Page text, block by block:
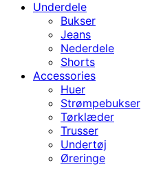
Underdele
Bukser
Jeans
Nederdele
Shorts
Accessories
Huer
Strømpebukser
Tørklæder
Trusser
Undertøj
Øreringe